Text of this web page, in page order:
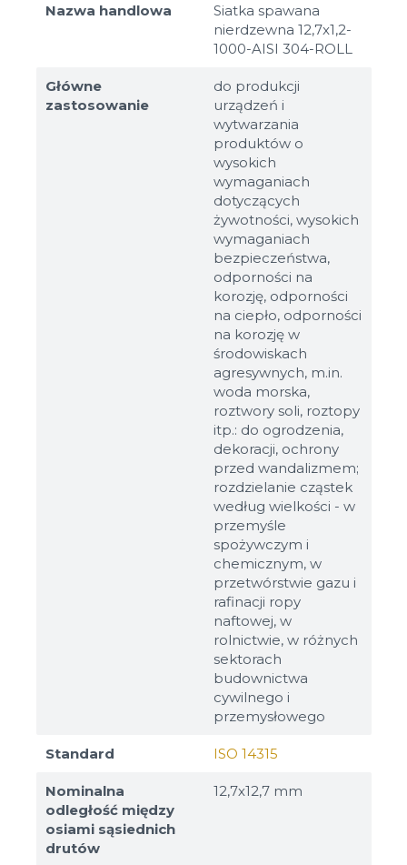
Nazwa handlowa
Siatka spawana
nierdzewna 12,7x1,2-
1000-AISI 304-ROLL
Główne
zastosowanie
do produkcji
urządzeń i
wytwarzania
produktów o
wysokich
wymaganiach
dotyczących
żywotności, wysokich
wymaganiach
bezpieczeństwa,
odporności na
korozję, odporności
na ciepło, odporności
na korozję w
środowiskach
agresywnych, m.in.
woda morska,
roztwory soli, roztopy
itp.: do ogrodzenia,
dekoracji, ochrony
przed wandalizmem;
rozdzielanie cząstek
według wielkości - w
przemyśle
spożywczym i
chemicznym, w
przetwórstwie gazu i
rafinacji ropy
naftowej, w
rolnictwie, w różnych
sektorach
budownictwa
cywilnego i
przemysłowego
Standard ISO 14315
Nominalna
odległość między
osiami sąsiednich
drutów
12,7х12,7 mm